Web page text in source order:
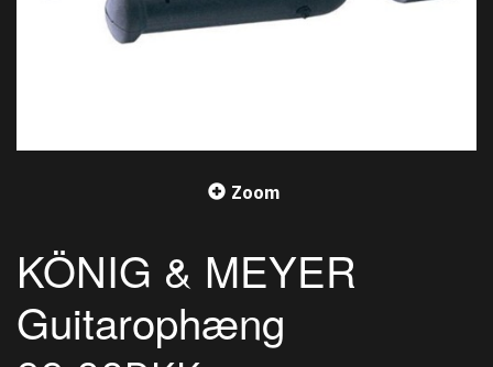
Zoom
KÖNIG & MEYER
Guitarophæng